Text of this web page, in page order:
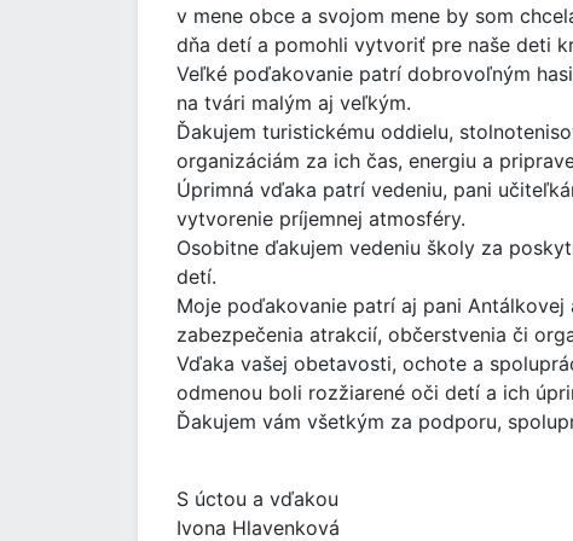
v mene obce a svojom mene by som
dňa detí a pomohli vytvoriť pre naše deti
Veľké poďakovanie patrí dobrovoľným
na tvári malým aj veľkým.
Ďakujem turistickému oddielu,
organizáciám za ich čas, energiu a
Úprimná vďaka patrí vedeniu, pani
vytvorenie príjemnej atmosféry.
Osobitne ďakujem vedeniu školy za
detí.
Moje poďakovanie patrí aj pani
zabezpečenia atrakcií, občerstvenia či
Vďaka vašej obetavosti, ochote a
odmenou boli rozžiarené oči detí a ich
Ďakujem vám všetkým za podporu,
S úctou a vďakou
Ivona Hlavenková